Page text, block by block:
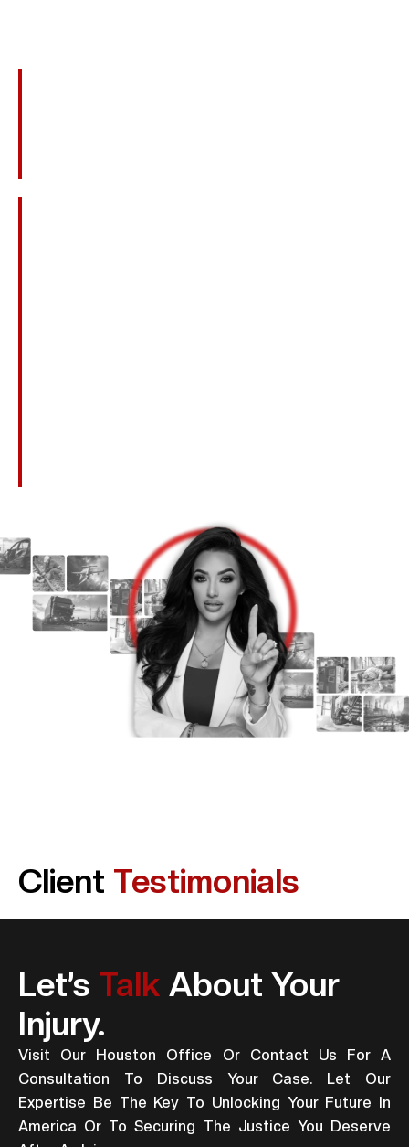
Client Testimonials
Let’s Talk About Your
Injury.
Visit Our Houston Office Or Contact Us For A
Consultation To Discuss Your Case. Let Our
Expertise Be The Key To Unlocking Your Future In
America Or To Securing The Justice You Deserve